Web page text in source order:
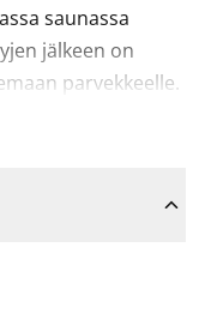
saunassa
jälkeen on
parvekkeelle.
liitännät.